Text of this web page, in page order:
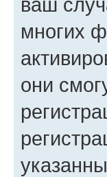
многих
они